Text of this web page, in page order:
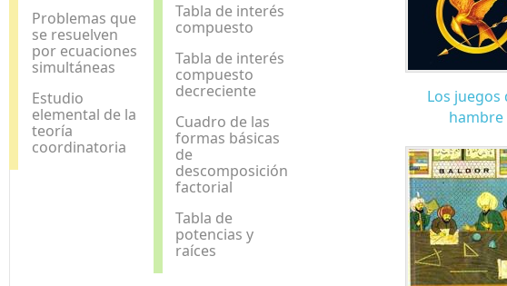
Problemas que
se resuelven
por ecuaciones
simultáneas
Estudio
elemental de la
teoría
coordinatoria
Tabla de interés
compuesto
Tabla de interés
compuesto
decreciente
Cuadro de las
formas básicas
de
descomposición
factorial
Tabla de
potencias y
raíces
Los juegos
hambre